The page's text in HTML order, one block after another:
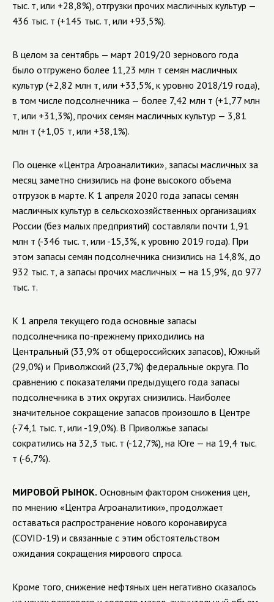
тыс. т, или +28,8%), отгрузки прочих масличных культур —
436 тыс. т (+145 тыс. т, или +93,5%).
В целом за сентябрь — март 2019/20 зернового года
было отгружено более 11,23 млн т семян масличных
культур (+2,82 млн т, или +33,5%, к уровню 2018/19 года),
в том числе подсолнечника — более 7,42 млн т (+1,77 млн
т, или +31,3%), прочих семян масличных культур — 3,81
млн т (+1,05 т, или +38,1%).
По оценке «Центра Агроаналитики», запасы масличных за
месяц заметно снизились на фоне высокого объема
отгрузок в марте. К 1 апреля 2020 года запасы семян
масличных культур в сельскохозяйственных организациях
России (без малых предприятий) составляли почти 1,91
млн т (-346 тыс. т, или -15,3%, к уровню 2019 года). При
этом запасы семян подсолнечника снизились на 14,8%, до
932 тыс. т, а запасы прочих масличных — на 15,9%, до 977
тыс. т.
К 1 апреля текущего года основные запасы
подсолнечника по-прежнему приходились на
Центральный (33,9% от общероссийских запасов), Южный
(29,0%) и Приволжский (23,7%) федеральные округа. По
сравнению с показателями предыдущего года запасы
подсолнечника в этих округах снизились. Наиболее
значительное сокращение запасов произошло в Центре
(-74,1 тыс. т, или -19,0%). В Приволжье запасы
сократились на 32,3 тыс. т (-12,7%), на Юге — на 19,4 тыс.
т (-6,7%).
МИРОВОЙ РЫНОК. Основным фактором снижения цен,
по мнению «Центра Агроаналитики», продолжает
оставаться распространение нового коронавируса
(COVID-19) и связанные с этим обстоятельством
ожидания сокращения мирового спроса.
Кроме того, снижение нефтяных цен негативно сказалось